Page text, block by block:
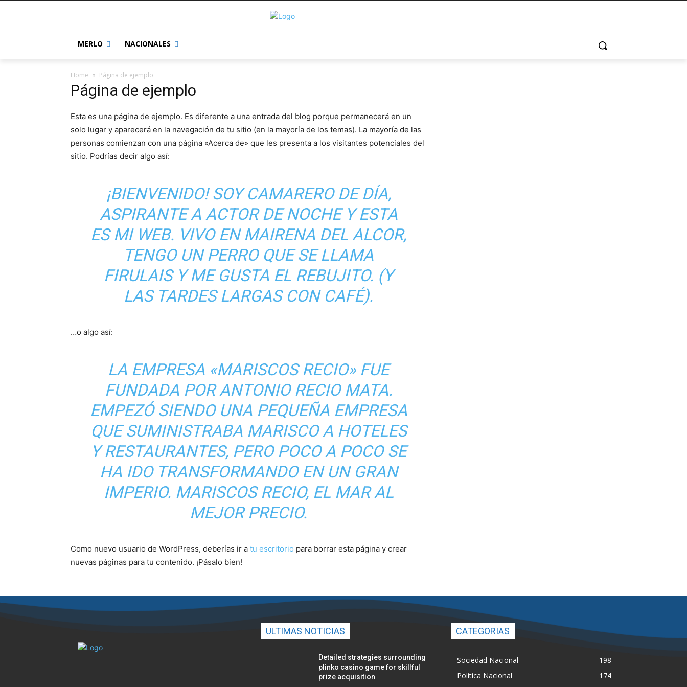
MERLO NACIONALES
Home Página de ejemplo
Página de ejemplo
Esta es una página de ejemplo. Es diferente a una entrada del blog porque permanecerá en un
solo lugar y aparecerá en la navegación de tu sitio (en la mayoría de los temas). La mayoría de las
personas comienzan con una página «Acerca de» que les presenta a los visitantes potenciales del
sitio. Podrías decir algo así:
¡BIENVENIDO! SOY CAMARERO DE DÍA,
ASPIRANTE A ACTOR DE NOCHE Y ESTA
ES MI WEB. VIVO EN MAIRENA DEL ALCOR,
TENGO UN PERRO QUE SE LLAMA
FIRULAIS Y ME GUSTA EL REBUJITO. (Y
LAS TARDES LARGAS CON CAFÉ).
…o algo así:
LA EMPRESA «MARISCOS RECIO» FUE
FUNDADA POR ANTONIO RECIO MATA.
EMPEZÓ SIENDO UNA PEQUEÑA EMPRESA
QUE SUMINISTRABA MARISCO A HOTELES
Y RESTAURANTES, PERO POCO A POCO SE
HA IDO TRANSFORMANDO EN UN GRAN
IMPERIO. MARISCOS RECIO, EL MAR AL
MEJOR PRECIO.
Como nuevo usuario de WordPress, deberías ir a tu escritorio para borrar esta página y crear
nuevas páginas para tu contenido. ¡Pásalo bien!
ULTIMAS NOTICIAS
Detailed strategies surrounding
plinko casino game for skillful
prize acquisition
CATEGORIAS
Sociedad Nacional
198
Política Nacional
174